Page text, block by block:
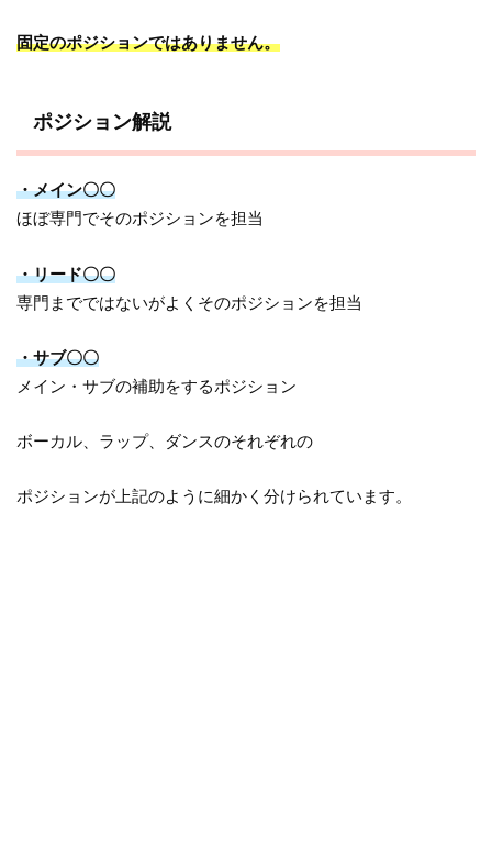
固定のポジションではありません。
ポジション解説
・メイン〇〇
ほぼ専門でそのポジションを担当
・リード〇〇
専門までではないがよくそのポジションを担当
・サブ〇〇
メイン・サブの補助をするポジション
ボーカル、ラップ、ダンスのそれぞれの
ポジションが上記のように細かく分けられています。